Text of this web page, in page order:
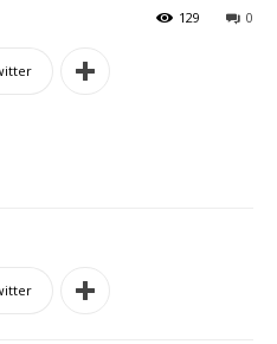
0
129